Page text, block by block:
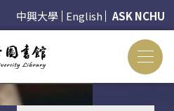
中興大學 English ASK NCHU